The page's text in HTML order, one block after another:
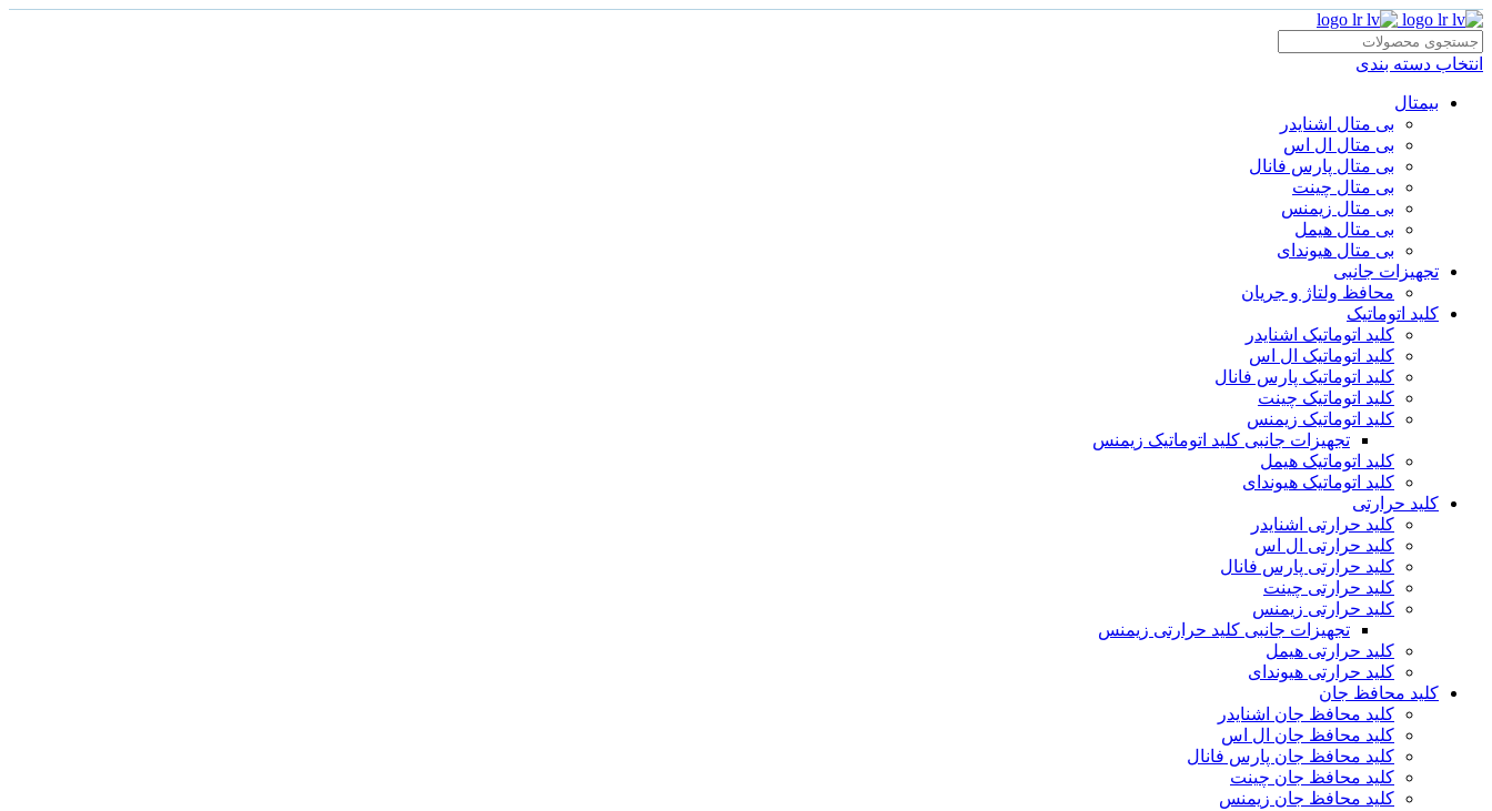
انتخاب دسته بندی
بیمتال
بی متال اشنایدر
بی متال ال اس
بی متال پارس فانال
بی متال چینت
بی متال زیمنس
بی متال هیمل
بی متال هیوندای
تجهیزات جانبی
محافظ ولتاژ و‌ جریان
کلید اتوماتیک
کلید اتوماتیک اشنایدر
کلید اتوماتیک ال اس
کلید اتوماتیک پارس فانال
کلید اتوماتیک چینت
کلید اتوماتیک زیمنس
تجهیزات جانبی کلید اتوماتیک زیمنس
کلید اتوماتیک هیمل
کلید اتوماتیک هیوندای
کلید حرارتی
کلید حرارتی اشنایدر
کلید حرارتی ال اس
کلید حرارتی پارس فانال
کلید حرارتی چینت
کلید حرارتی زیمنس
تجهیزات جانبی کلید حرارتی زیمنس
کلید حرارتی هیمل
کلید حرارتی هیوندای
کلید محافظ جان
کلید محافظ جان اشنایدر
کلید محافظ جان ال اس
کلید محافظ جان پارس فانال
کلید محافظ جان چینت
کلید محافظ جان زیمنس